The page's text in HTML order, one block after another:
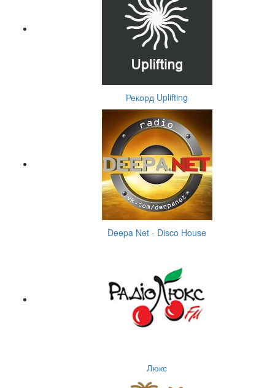
Рекорд Uplifting
Deepa Net - Disco House
Люкс